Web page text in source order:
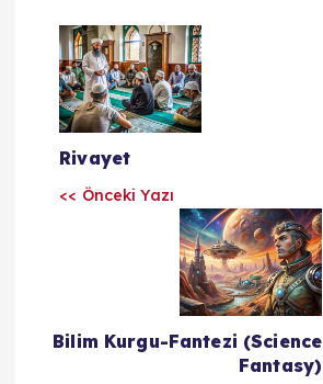
Y
a
z
a
Rivayet
<< Önceki Yazı
Bilim Kurgu-Fantezi (Science
Fantasy)